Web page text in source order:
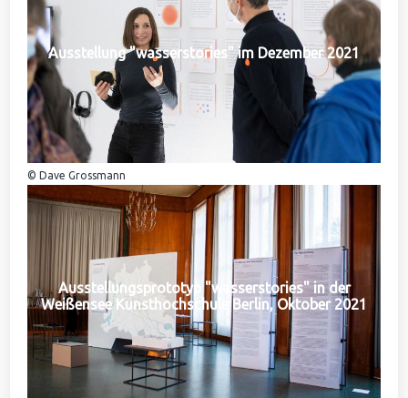
Ausstellung "wasserstories" im Dezember 2021
© Dave Grossmann
Ausstellungsprototyp "wasserstories" in der
Weißensee Kunsthochschule Berlin, Oktober 2021